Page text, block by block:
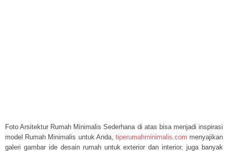
Foto Arsitektur Rumah Minimalis Sederhana di atas bisa menjadi inspirasi
model Rumah Minimalis untuk Anda, tiperumahminimalis.com menyajikan
galeri gambar ide desain rumah untuk exterior dan interior, juga banyak